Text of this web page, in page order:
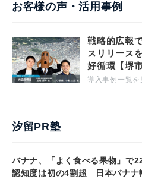
お客様の声・活用事例
戦略的広報
スリリース
好循環【堺市
導入事例一覧を
汐留PR塾
バナナ、「よく食べる果物」で
認知度は初の4割超 日本バナナ